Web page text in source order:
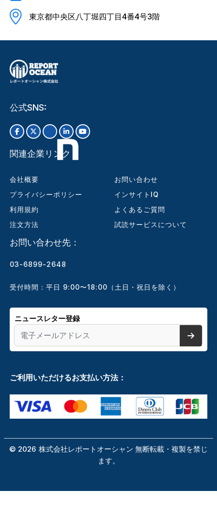
東京都中央区八丁堀四丁目4番4号3階
公式SNS:
関連企業リンク
会社概要
プライバシーポリシー
利用規約
注文方法
お問い合わせ
インサイトIQ
よくあるご質問
試読サービスについて
お問い合わせ先：
03-6899-2648
受付時間：平日 9:00〜18:00（土日・祝日を除く）
ニュースレター登録
ご利用いただけるお支払い方法：
© 2026 株式会社レポートオーシャン 無断転載・複製を禁じ
ます。